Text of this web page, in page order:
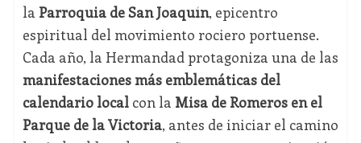
la Parroquia de San Joaquín, epicentro
espiritual del movimiento rociero portuense.
Cada año, la Hermandad protagoniza una de las
manifestaciones más emblemáticas del
calendario localcon la Misa de Romeros en el
Parque de la Victoria, antes de iniciar el camino